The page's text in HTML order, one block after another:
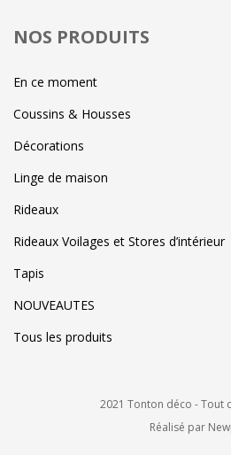
NOS PRODUITS
En ce moment
Coussins & Housses
Décorations
Linge de maison
Rideaux
Rideaux Voilages et Stores d’intérieur
Tapis
NOUVEAUTES
Tous les produits
2021 Tonton déco - Tout
Réalisé par